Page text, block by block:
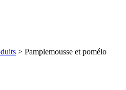
> Pamplemousse et pomélo